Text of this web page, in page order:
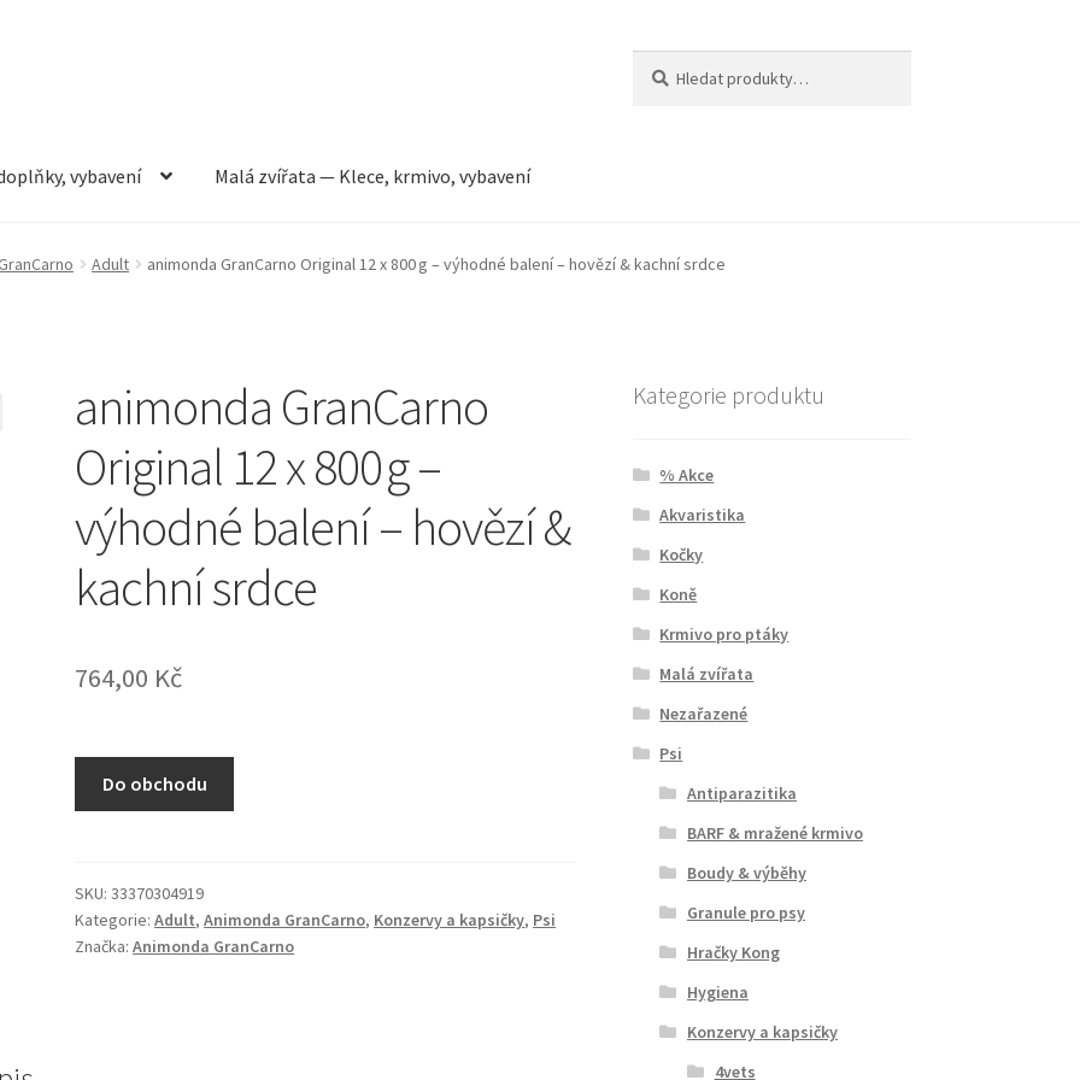
vybavení Malá zvířata — Klece, krmivo, vybavení
vybavení Můj účet Obchod Pokladna Vše pro kočky
Adult animonda GranCarno Original 12 x 800 g – výhodné balení – hovězí & kachní srdce
animonda GranCarno
Original 12 x 800 g –
výhodné balení – hovězí &
kachní srdce
764,00 Kč
Do obchodu
SKU:33370304919
Kategorie:Adult,Animonda GranCarno, Konzervy a kapsičky, Psi
Značka:Animonda GranCarno
Kategorie produktu
% Akce
Akvaristika
Kočky
Koně
Krmivo pro ptáky
Malá zvířata
Nezařazené
Psi
Antiparazitika
BARF & mražené krmivo
Boudy & výběhy
Granule pro psy
Hračky Kong
Hygiena
Konzervy a kapsičky
4vets